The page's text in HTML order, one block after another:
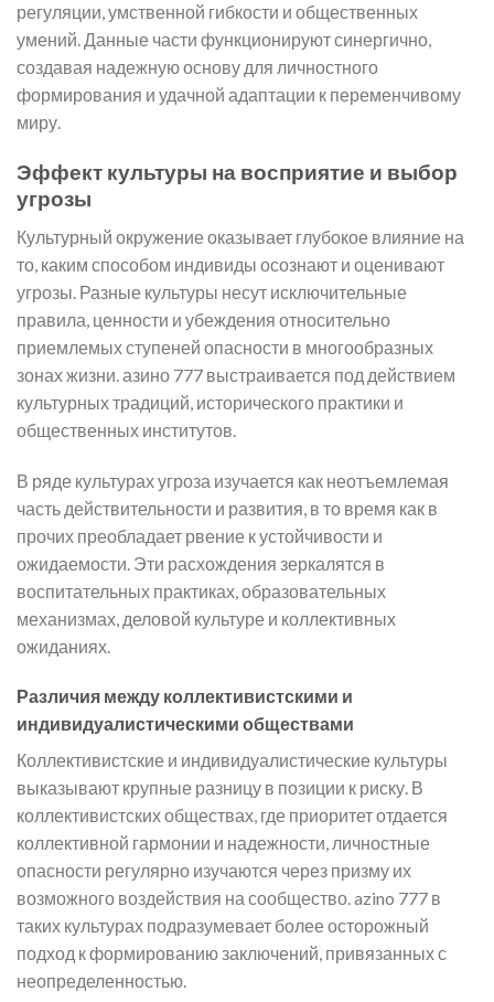
регуляции, умственной гибкости и общественных
умений. Данные части функционируют синергично,
создавая надежную основу для личностного
формирования и удачной адаптации к переменчивому
миру.
Эффект культуры на восприятие и выбор
угрозы
Культурный окружение оказывает глубокое влияние на
то, каким способом индивиды осознают и оценивают
угрозы. Разные культуры несут исключительные
правила, ценности и убеждения относительно
приемлемых ступеней опасности в многообразных
зонах жизни. азино 777 выстраивается под действием
культурных традиций, исторического практики и
общественных институтов.
В ряде культурах угроза изучается как неотъемлемая
часть действительности и развития, в то время как в
прочих преобладает рвение к устойчивости и
ожидаемости. Эти расхождения зеркалятся в
воспитательных практиках, образовательных
механизмах, деловой культуре и коллективных
ожиданиях.
Различия между коллективистскими и
индивидуалистическими обществами
Коллективистские и индивидуалистические культуры
выказывают крупные разницу в позиции к риску. В
коллективистских обществах, где приоритет отдается
коллективной гармонии и надежности, личностные
опасности регулярно изучаются через призму их
возможного воздействия на сообщество. azino 777 в
таких культурах подразумевает более осторожный
подход к формированию заключений, привязанных с
неопределенностью.